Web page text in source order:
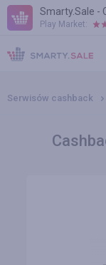
Smarty.Sale -
Play Market:
POMOC
WARUNKI
Serwisów cashback